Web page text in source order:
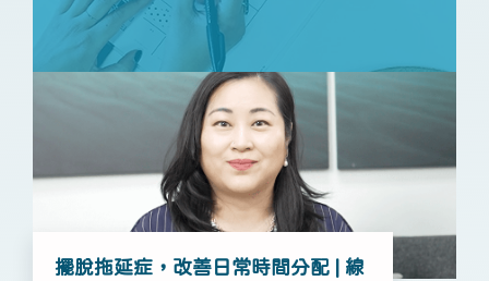
擺脫拖延症，改善日常時間分配 | 線